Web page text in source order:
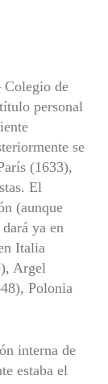
Colegio de
personal
se
(1633),
El
(aunque
ya en
Italia
Argel
Polonia
interna de
estaba el